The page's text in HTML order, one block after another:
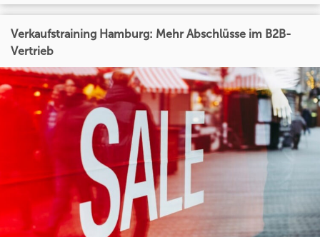
Verkaufstraining Hamburg: Mehr Abschlüsse im B2B-
Vertrieb